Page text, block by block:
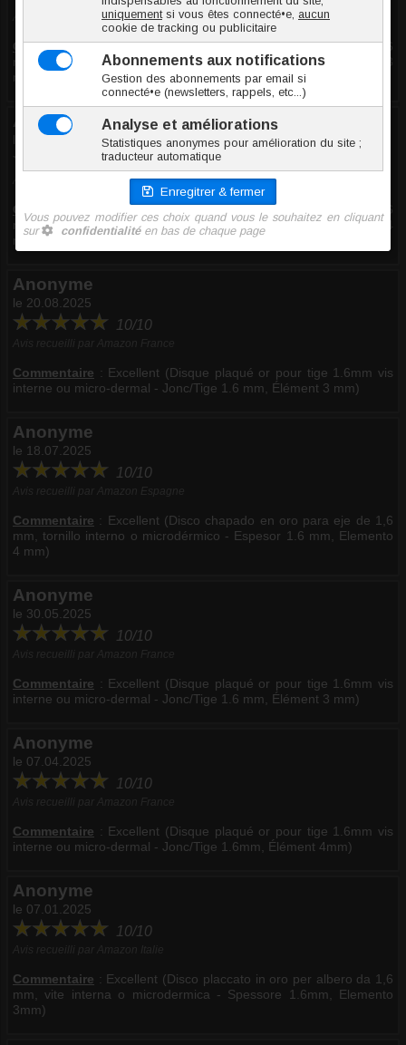
Avis recueilli par Amazon Italie
Commentaire:Excellent (Disco placcato in oro per albero da 1,6
mm, vite interna o microdermica - Spessore 1.6 mm, Elemento 3
mm)
Anonyme
le 18.09.2025
10/10
Avis recueilli par Amazon Italie
Commentaire
Excellent (Disco placcato in oro per albero da 1,6
mm, vite interna o microdermica - Spessore 1.6 mm, Elemento 4
mm)
Anonyme
le 20.08.2025
10/10
Commentaire : Excellent (Disque plaqué or pour tige 1.6mm vis
interne ou micro-dermal - Jonc/Tige 1.6 mm, Élément 3 mm)
Anonyme
le 18.07.2025
10/10
Commentaire : Excellent (Disco chapado en oro para eje de 1,6
mm, tornillo interno o microdérmico - Espesor 1.6 mm, Elemento
4 mm)
Anonyme
le 30.05.2025
10/10
Commentaire : Excellent (Disque plaqué or pour tige 1.6mm vis
interne ou micro-dermal - Jonc/Tige 1.6 mm, Élément 3 mm)
Anonyme
le 07.04.2025
10/10
Commentaire : Excellent (Disque plaqué or pour tige 1.6mm vis
interne ou micro-dermal - Jonc/Tige 1.6mm, Élément 4mm)
Anonyme
le 07.01.2025
10/10
Commentaire : Excellent (Disco placcato in oro per albero da 1,6
mm, vite interna o microdermica - Spessore 1.6mm, Elemento
3mm)